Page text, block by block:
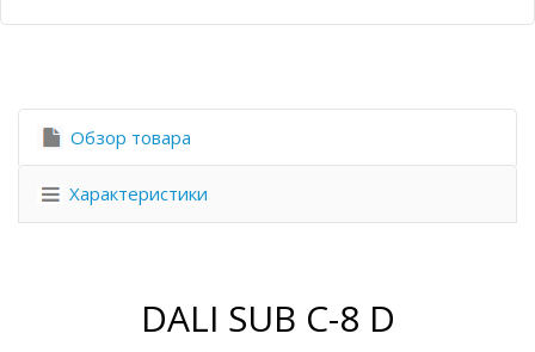
Обзор товара
Характеристики
DALI SUB C-8 D